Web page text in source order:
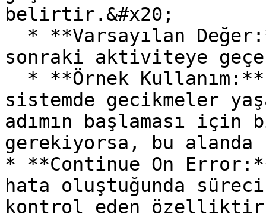
belirtir.&#x20;
sonraki aktiviteye
sistemde gecikmeler
adımın başlaması
gerekiyorsa, bu
* **Continue On
hata oluştuğunda
kontrol eden